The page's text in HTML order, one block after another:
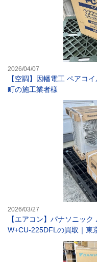
2026/04/07
【空調】因幡電工 ペアコ
町の施工業者様
2026/03/27
【エアコン】パナソニッ
W+CU-225DFLの買取｜東